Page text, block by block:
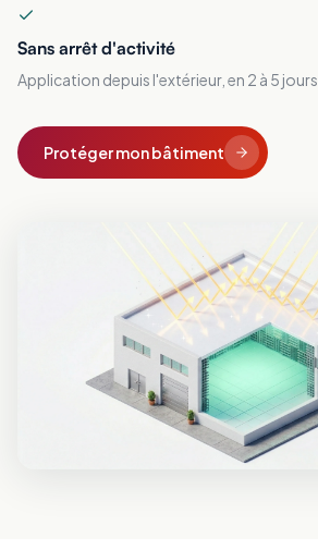
Sans arrêt d'activité
Application depuis l'extérieur, en 2 à 5 jours.
Protéger mon bâtiment